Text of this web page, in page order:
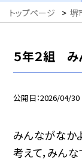
トップページ > 堺
５年２組 み
公開日 2026/04/30
みんながなか
考えて，みん